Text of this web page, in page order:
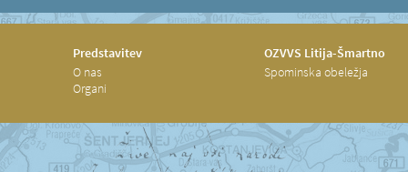
Predstavitev
O nas
Organi
OZVVS Litija-Šmartno
Spominska obeležja